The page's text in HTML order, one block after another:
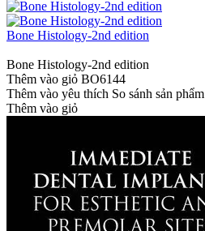
Bone Histology-2nd edition
Bone Histology-2nd edition
Thêm vào giỏ BO6144
Thêm vào yêu thích So sánh sản phẩm
Thêm vào giỏ